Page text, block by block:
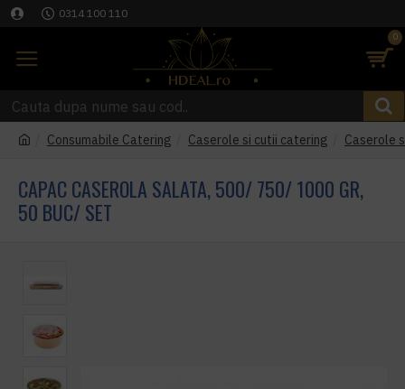
0314 100 110
0
Consumabile Catering Caserole si cutii catering Caserole
CAPAC CASEROLA SALATA, 500/ 750/ 1000 GR,
50 BUC/ SET